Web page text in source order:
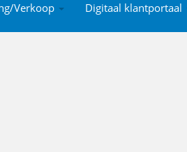
Verkoop Digitaal klantportaal